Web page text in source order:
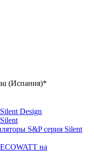
(Испания)*
Design
S&P серия Silent
на